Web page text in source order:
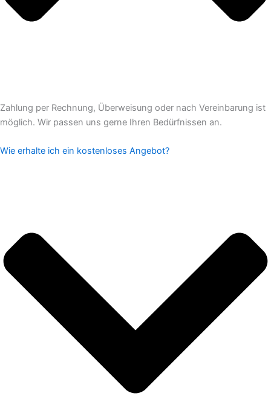
Zahlung per Rechnung, Überweisung oder nach Vereinbarung ist
möglich. Wir passen uns gerne Ihren Bedürfnissen an.
Wie erhalte ich ein kostenloses Angebot?